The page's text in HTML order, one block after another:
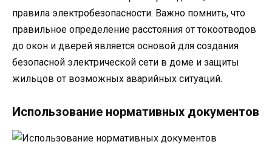
правила электробезопасности. Важно помнить, что
правильное определение расстояния от токоотводов
до окон и дверей является основой для создания
безопасной электрической сети в доме и защиты
жильцов от возможных аварийных ситуаций.
Использование нормативных документов